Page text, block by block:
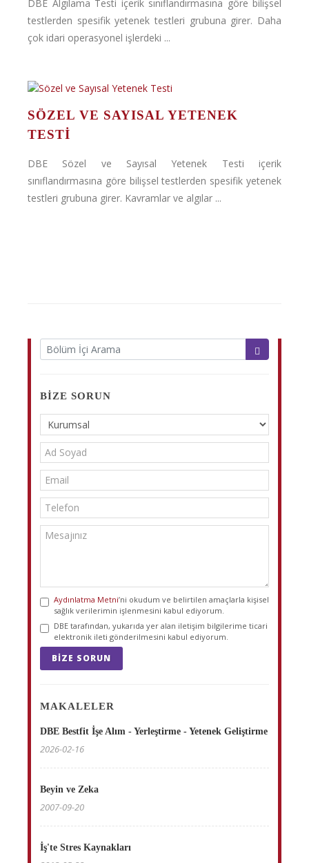
DBE Algılama Testi içerik sınıflandırmasına göre bilişsel
testlerden spesifik yetenek testleri grubuna girer. Daha
çok idari operasyonel işlerdeki ...
SÖZEL VE SAYISAL YETENEK
TESTI
DBE Sözel ve Sayısal Yetenek Testi içerik
sınıflandırmasına göre bilişsel testlerden spesifik yetenek
testleri grubuna girer. Kavramlar ve algılar ...
BIZE SORUN
Aydınlatma Metni’ni okudum ve belirtilen amaçlarla kişisel
sağlık verilerimin işlenmesini kabul ediyorum.
DBE tarafından, yukarıda yer alan iletişim bilgilerime ticari
elektronik ileti gönderilmesini kabul ediyorum.
BIZE SORUN
MAKALELER
DBE Bestfit İşe Alım - Yerleştirme - Yetenek Geliştirme
2026-02-16
Beyin ve Zeka
2007-09-20
İş'te Stres Kaynakları